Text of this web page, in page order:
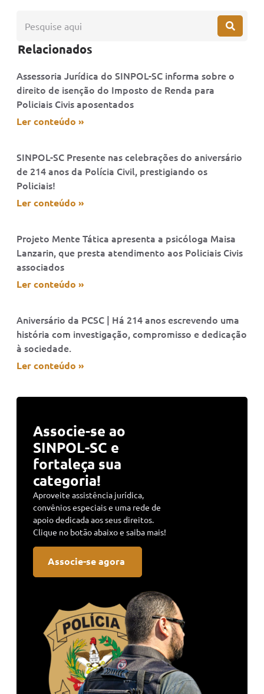
Relacionados
Assessoria Jurídica do SINPOL-SC informa sobre o
direito de isenção do Imposto de Renda para
Policiais Civis aposentados
Ler conteúdo »
SINPOL-SC Presente nas celebrações do aniversário
de 214 anos da Polícia Civil, prestigiando os
Policiais!
Ler conteúdo »
Projeto Mente Tática apresenta a psicóloga Maisa
Lanzarin, que presta atendimento aos Policiais Civis
associados
Ler conteúdo »
Aniversário da PCSC | Há 214 anos escrevendo uma
história com investigação, compromisso e dedicação
à sociedade.
Ler conteúdo »
Associe-se ao
SINPOL-SC e
fortaleça sua
categoria!
Aproveite assistência jurídica,
convênios especiais e uma rede de
apoio dedicada aos seus direitos.
Clique no botão abaixo e saiba mais!
Associe-se agora